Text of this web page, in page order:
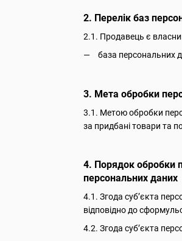
2. Перелік баз
2.1. Продавець є
база персональних
3. Мета обробки
3.1. Метою обробки
за придбані товари та
4. Порядок обробки
персональних даних
4.1. Згода суб’єкта
відповідно до
4.2. Згода суб’єкта